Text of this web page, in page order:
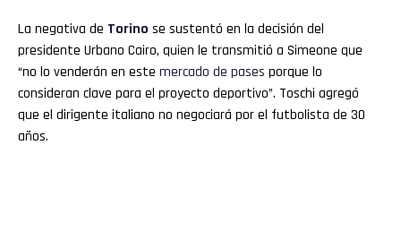
La negativa de Torino se sustentó en la decisión del
presidente Urbano Cairo, quien le transmitió a Simeone que
“no lo venderán en este mercado de pases porque lo
consideran clave para el proyecto deportivo”. Toschi agregó
que el dirigente italiano no negociará por el futbolista de 30
años.